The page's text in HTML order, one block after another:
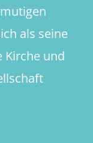
als seine
Kirche und